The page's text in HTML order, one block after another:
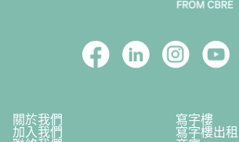
關於我們 寫字樓
加入我們 寫字樓出租